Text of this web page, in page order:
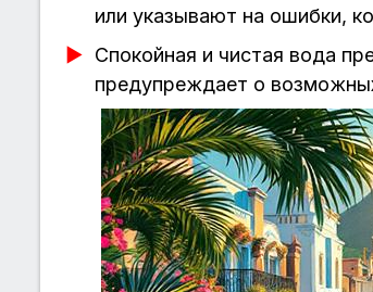
или указывают на ошибки,
Спокойная и чистая вода
предупреждает о